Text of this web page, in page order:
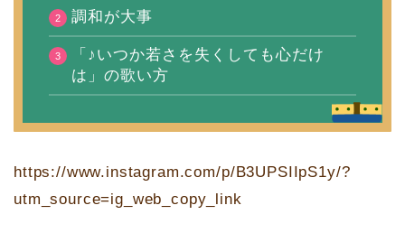
調和が大事
「♪いつか若さを失くしても心だけ
は」の歌い方
https://www.instagram.com/p/B3UPSIIpS1y/?
utm_source=ig_web_copy_link